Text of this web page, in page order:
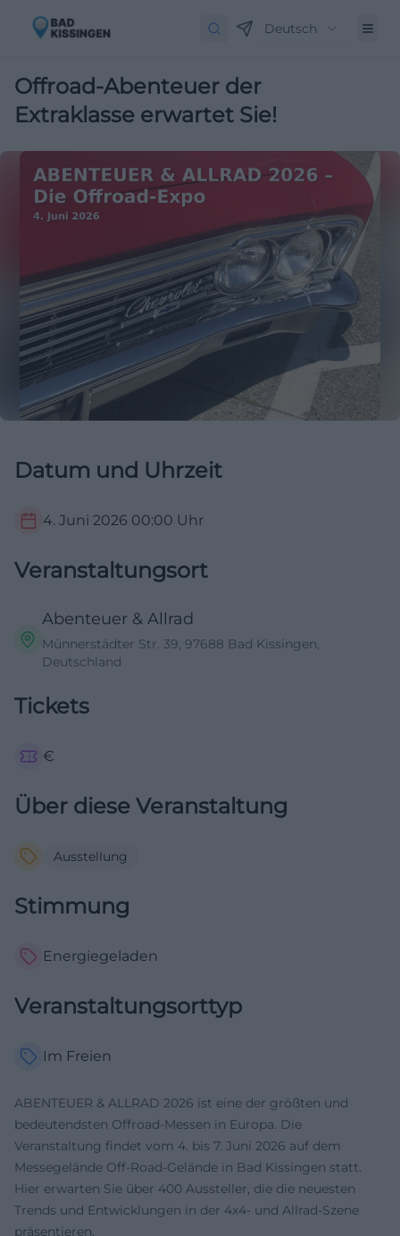
Deutsch
Offroad-Abenteuer der
Extraklasse erwartet Sie!
Datum und Uhrzeit
4. Juni 2026 00:00 Uhr
Veranstaltungsort
Abenteuer & Allrad
Münnerstädter Str. 39, 97688 Bad Kissingen,
Deutschland
Tickets
€
Über diese Veranstaltung
Ausstellung
Stimmung
Energiegeladen
Veranstaltungsorttyp
Im Freien
ABENTEUER & ALLRAD 2026 ist eine der größten und
bedeutendsten Offroad-Messen in Europa. Die
Veranstaltung findet vom 4. bis 7. Juni 2026 auf dem
Messegelände Off-Road-Gelände in Bad Kissingen statt.
Hier erwarten Sie über 400 Aussteller, die die neuesten
Trends und Entwicklungen in der 4x4- und Allrad-Szene
präsentieren.